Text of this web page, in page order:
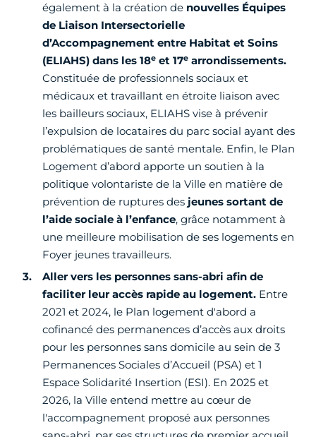
également à la création de nouvelles Équipes
de Liaison Intersectorielle
d’Accompagnement entre Habitat et Soins
(ELIAHS) dans les 18e et 17e arrondissements.
Constituée de professionnels sociaux et
médicaux et travaillant en étroite liaison avec
les bailleurs sociaux, ELIAHS vise à prévenir
l’expulsion de locataires du parc social ayant des
problématiques de santé mentale. Enfin, le Plan
Logement d’abord apporte un soutien à la
politique volontariste de la Ville en matière de
prévention de ruptures des jeunes sortant de
l’aide sociale à l’enfance, grâce notamment à
une meilleure mobilisation de ses logements en
Foyer jeunes travailleurs.
Aller vers les personnes sans-abri afin de
faciliter leuraccès rapide au logement. Entre
2021 et 2024, le Plan logement d'abord a
cofinancé des permanences d’accès aux droits
pour les personnes sans domicile au sein de 3
Permanences Sociales d’Accueil (PSA) et 1
Espace Solidarité Insertion (ESI). En 2025 et
2026, la Ville entend mettre au cœur de
l'accompagnement proposé aux personnes